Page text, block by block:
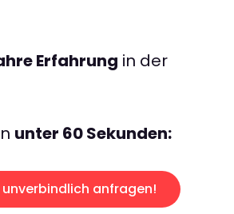
Erfahrung in der
unter 60 Sekunden:
unverbindlich anfragen!